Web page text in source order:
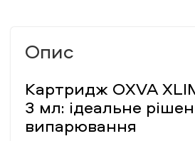
Опис
Картридж OXVA
3 мл: ідеальне
випарювання